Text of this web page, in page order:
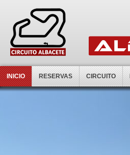
INICIO RESERVAS CIRCUITO